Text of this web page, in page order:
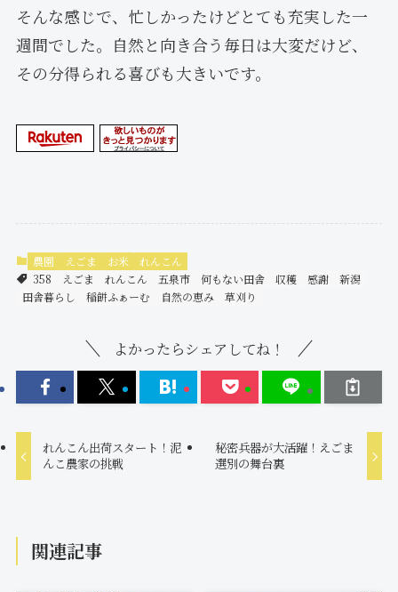
そんな感じで、忙しかったけどとても充実した一
週間でした。自然と向き合う毎日は大変だけど、
その分得られる喜びも大きいです。
農園 えごま お米
れんこん
358
えごま れんこん 五泉市 何もない田舎 収穫 感謝
新潟
田舎暮らし
稲餅ふぁーむ 自然の恵み 草刈り
よかったらシェアしてね！
れんこん出荷スタート！泥
んこ農家の挑戦
秘密兵器が大活躍！えごま
選別の舞台裏
関連記事